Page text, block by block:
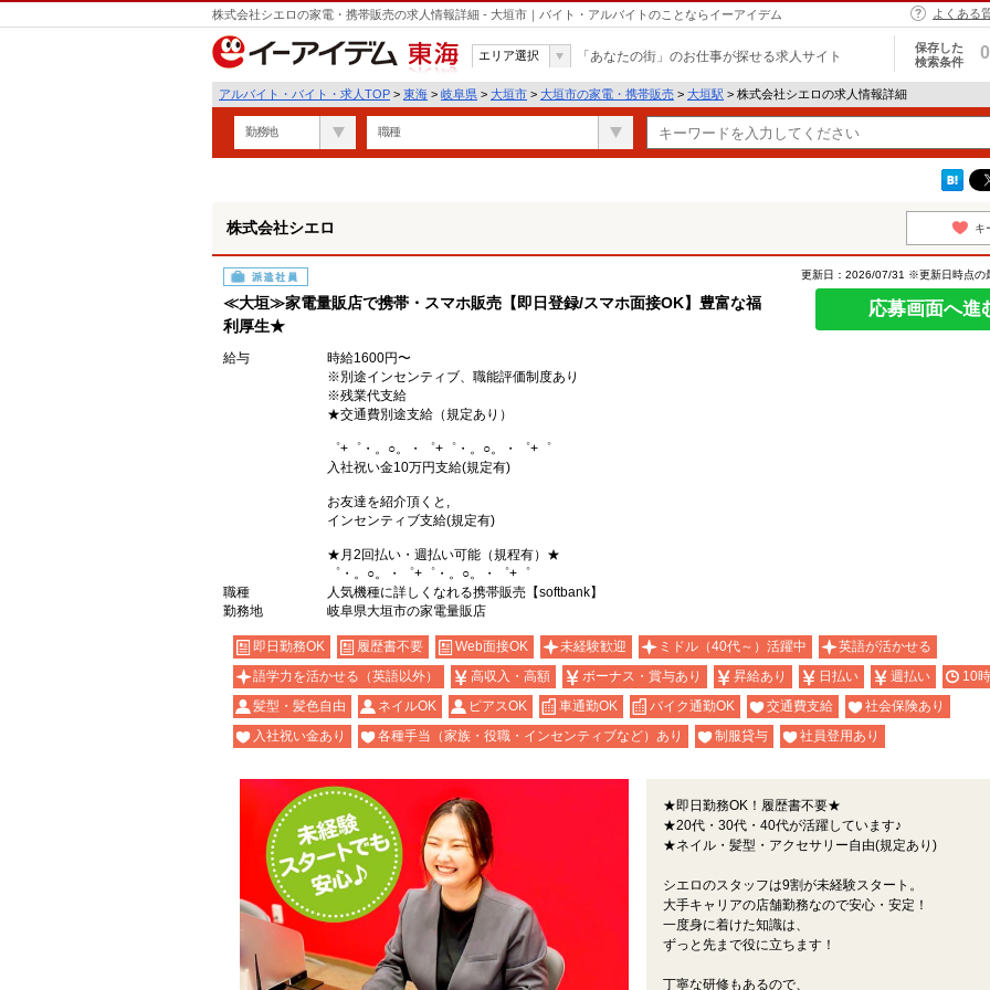
株式会社シエロの家電・携帯販売の求人情報詳細 - 大垣市｜バイト・アルバイトのことならイーアイデム よくある
東海
エリア選択 「あなたの街」のお仕事が探せる求人サイト
保存した
検索条件
0
アルバイト・バイト・求人TOP > 東海 > 岐阜県 > 大垣市 > 大垣市の家電・携帯販売 > 大垣駅 > 株式会社シエロの求人情報詳細
勤務地 職種
株式会社シエロ キ
派遣社員
≪大垣≫家電量販店で携帯・スマホ販売【即日登録/スマホ面接OK】豊富な福
利厚生★
更新日：2026/07/31 ※更新日時点の
応募画面へ進
給与
時給1600円〜
※別途インセンティブ、職能評価制度あり
※残業代支給
★交通費別途支給（規定あり）
゜+゜・。○。・゜+゜・。○。・゜+゜
入社祝い金10万円支給(規定有)
お友達を紹介頂くと,
インセンティブ支給(規定有)
★月2回払い・週払い可能（規程有）★
゜・。○。・゜+゜・。○。・゜+゜
職種
人気機種に詳しくなれる携帯販売【softbank】
勤務地
岐阜県大垣市の家電量販店
即日勤務OK 履歴書不要 Web面接OK 未経験歓迎 ミドル（40代～）活躍中
英語が活かせる
語学力を活かせる（英語以外）
高収入・高額 ボーナス・賞与あり 昇給あり 日払い 週払い
10
髪型・髪色自由
ネイルOK ピアスOK 車通勤OK バイク通勤OK 交通費支給
社会保険あり
入社祝い金あり
各種手当（家族・役職・インセンティブなど）あり 制服貸与 社員登用あり
★即日勤務OK！履歴書不要★
★20代・30代・40代が活躍しています♪
★ネイル・髪型・アクセサリー自由(規定あり)
シエロのスタッフは9割が未経験スタート。
大手キャリアの店舗勤務なので安心・安定！
一度身に着けた知識は、
ずっと先まで役に立ちます！
丁寧な研修もあるので、